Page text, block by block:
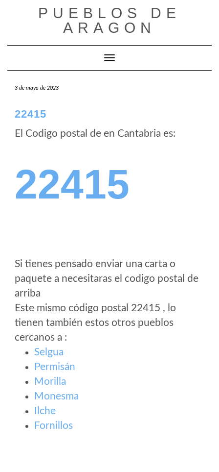
PUEBLOS DE
ARAGON
Cambiar modo de navegación
3 de mayo de 2023
22415
El Codigo postal de en Cantabria es:
22415
Si tienes pensado enviar una carta o
paquete a necesitaras el codigo postal de
arriba
Este mismo código postal 22415 , lo
tienen también estos otros pueblos
cercanos a :
Selgua
Permisán
Morilla
Monesma
Ilche
Fornillos